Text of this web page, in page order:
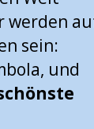
werden
sein:
und